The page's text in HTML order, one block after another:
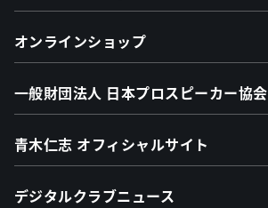
オンラインショップ
一般財団法人 日本プロスピーカー協会
青木仁志 オフィシャルサイト
デジタルクラブニュース